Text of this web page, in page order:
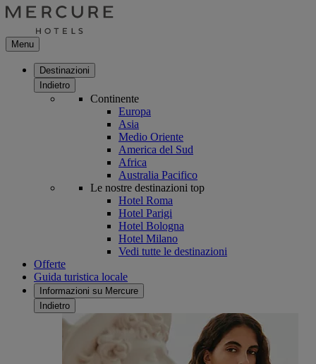
Menu
Destinazioni
Indietro
Continente
Europa
Asia
Medio Oriente
America del Sud
Africa
Australia Pacifico
Le nostre destinazioni top
Hotel Roma
Hotel Parigi
Hotel Bologna
Hotel Milano
Vedi tutte le destinazioni
Offerte
Guida turistica locale
Informazioni su Mercure
Indietro